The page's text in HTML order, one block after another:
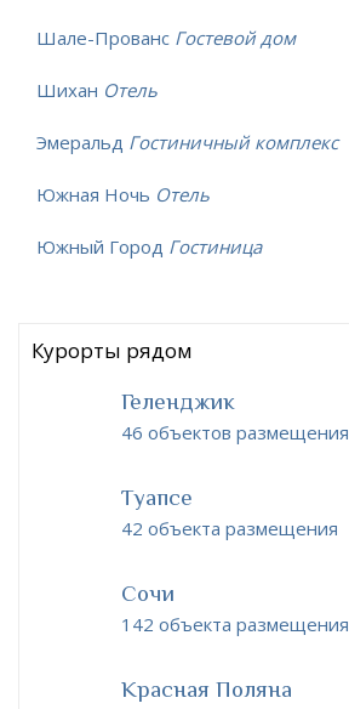
Шале-Прованс Гостевой дом
Шихан Отель
Эмеральд Гостиничный комплекс
Южная Ночь Отель
Южный Город Гостиница
Курорты рядом
Геленджик
46 объектов размещения
Туапсе
42 объекта размещения
Сочи
142 объекта размещения
Красная Поляна